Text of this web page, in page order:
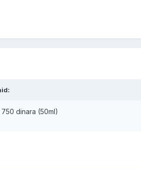
dinara (50ml)